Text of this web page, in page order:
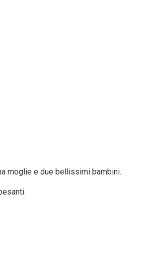
moglie e due bellissimi bambini.